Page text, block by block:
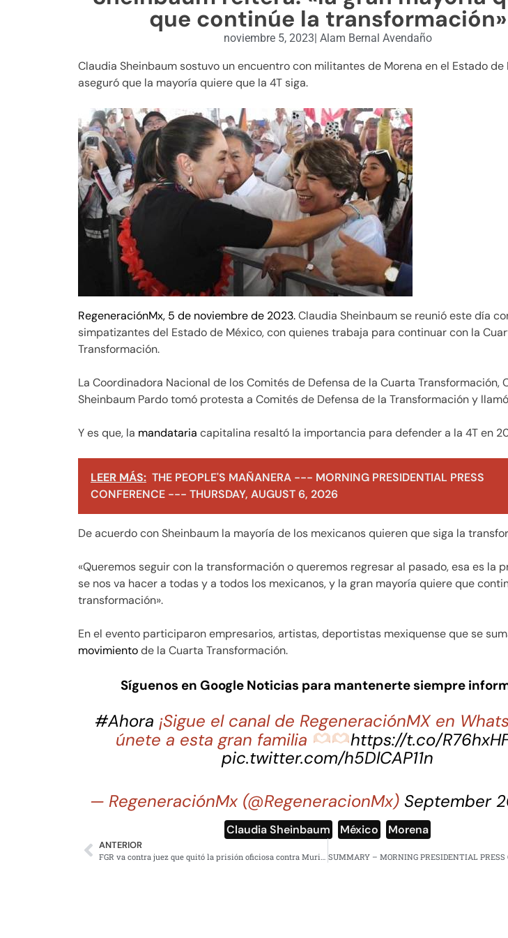
que continúe la transformación»
noviembre 5, 2023 Alam Bernal Avendaño
Claudia Sheinbaum sostuvo un encuentro con militantes de Morena en el Estado de
aseguró que la mayoría quiere que la 4T siga.
RegeneraciónMx, 5 de noviembre de 2023.Claudia Sheinbaum se reunió este día
simpatizantes del Estado de México, con quienes trabaja para continuar con la
Transformación.
La Coordinadora Nacional de los Comités de Defensa de la Cuarta Transformación,
Sheinbaum Pardo tomó protesta a Comités de Defensa de la Transformación y
Y es que, la mandataria capitalina resaltó la importancia para defender a la 4T en
LEER MÁS: THE PEOPLE'S MAÑANERA --- MORNING PRESIDENTIAL PRESS
CONFERENCE --- THURSDAY, AUGUST 6, 2026
De acuerdo con Sheinbaum la mayoría de los mexicanos quieren que siga la
«Queremos seguir con la transformación o queremos regresar al pasado, esa es la
se nos va hacer a todas y a todos los mexicanos, y la gran mayoría quiere que
transformación».
En el evento participaron empresarios, artistas, deportistas mexiquense que se
movimientode la Cuarta Transformación.
Síguenos en Google Noticias para mantenerte siempre
#Ahora ¡Sigue el canal de RegeneraciónMX en
únete a esta gran familia
https://t.co/
pic.twitter.com/h5DlCAP11n
— RegeneraciónMx (@RegeneracionMx)September
Claudia Sheinbaum México Morena
ANTERIOR